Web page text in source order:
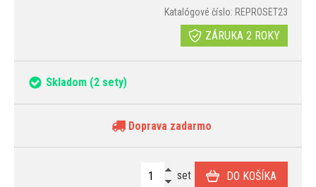
Katalógové číslo: REPROSET23
ZÁRUKA 2 ROKY
Skladom (2 sety)
Doprava zadarmo
set DO KOŠÍKA